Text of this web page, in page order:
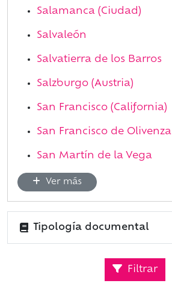
Salamanca (Ciudad)
Salvaleón
Salvatierra de los Barros
Salzburgo (Austria)
San Francisco (California)
San Francisco de Olivenza
San Martín de la Vega
Ver más
Tipología documental
Filtrar